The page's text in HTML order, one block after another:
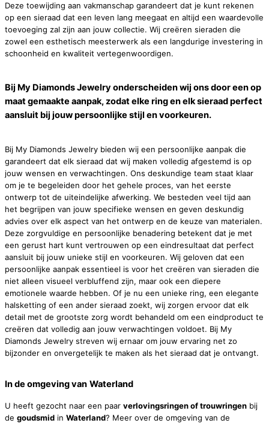
Deze toewijding aan vakmanschap garandeert dat je kunt rekenen
op een sieraad dat een leven lang meegaat en altijd een waardevolle
toevoeging zal zijn aan jouw collectie. Wij creëren sieraden die
zowel een esthetisch meesterwerk als een langdurige investering in
schoonheid en kwaliteit vertegenwoordigen.
Bij My Diamonds Jewelry onderscheiden wij ons door een op
maat gemaakte aanpak, zodat elke ring en elk sieraad perfect
aansluit bij jouw persoonlijke stijl en voorkeuren.
Bij My Diamonds Jewelry bieden wij een persoonlijke aanpak die
garandeert dat elk sieraad dat wij maken volledig afgestemd is op
jouw wensen en verwachtingen. Ons deskundige team staat klaar
om je te begeleiden door het gehele proces, van het eerste
ontwerp tot de uiteindelijke afwerking. We besteden veel tijd aan
het begrijpen van jouw specifieke wensen en geven deskundig
advies over elk aspect van het ontwerp en de keuze van materialen.
Deze zorgvuldige en persoonlijke benadering betekent dat je met
een gerust hart kunt vertrouwen op een eindresultaat dat perfect
aansluit bij jouw unieke stijl en voorkeuren. Wij geloven dat een
persoonlijke aanpak essentieel is voor het creëren van sieraden die
niet alleen visueel verbluffend zijn, maar ook een diepere
emotionele waarde hebben. Of je nu een unieke ring, een elegante
halsketting of een ander sieraad zoekt, wij zorgen ervoor dat elk
detail met de grootste zorg wordt behandeld om een eindproduct te
creëren dat volledig aan jouw verwachtingen voldoet. Bij My
Diamonds Jewelry streven wij ernaar om jouw ervaring net zo
bijzonder en onvergetelijk te maken als het sieraad dat je ontvangt.
In de omgeving van Waterland
U heeft gezocht naar een paar verlovingsringen of trouwringen bij
de goudsmid in Waterland? Meer over de omgeving van de